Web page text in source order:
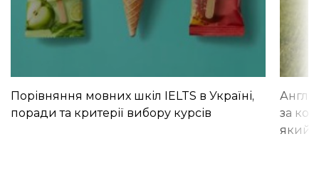
Порівняння мовних шкіл IELTS в Україні,
поради та критерії вибору курсів
за
який